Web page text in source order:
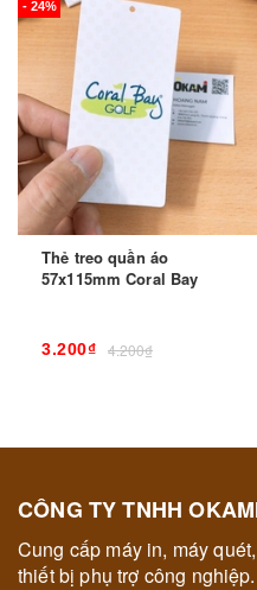
- 24%
Thẻ treo quần áo
57x115mm Coral Bay
3.200₫ 4.200₫
CÔNG TY TNHH
Cung cấp máy in, máy
thiết bị phụ trợ công nghiệp.